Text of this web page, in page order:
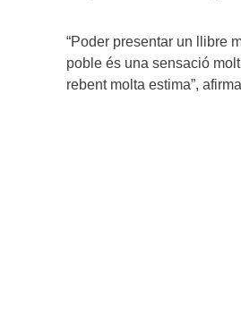
“Poder presentar un llibre
poble és una sensació
rebent molta estima”,